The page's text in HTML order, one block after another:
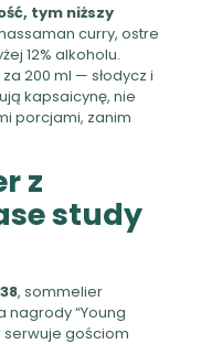
tym niższy
curry, ostre
12% alkoholu.
200 ml — słodycz i
kapsaicynę, nie
porcjami, zanim
z
study
, sommelier
“Young
serwuje gościom